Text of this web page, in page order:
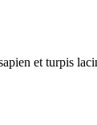
et turpis